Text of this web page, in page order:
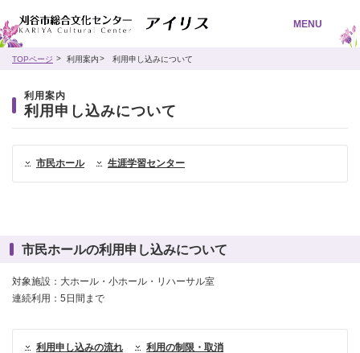
MENU
TOPページ 利用案内 利用申し込みについて
利用案内
利用申し込みについて
市民ホール 生涯学習センター
市民ホールの利用申し込みについて
対象施設：大ホール・小ホール・リハーサル室
連続利用：5日間まで
利用申し込みの流れ
利用の制限・取消